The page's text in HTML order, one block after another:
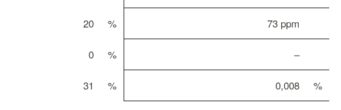
20 % 73 ppm
0 % –
31 % 0,008 %